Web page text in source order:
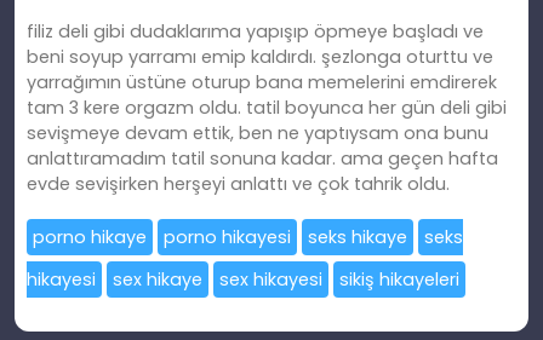
filiz deli gibi dudaklarıma yapışıp öpmeye başladı ve
beni soyup yarramı emip kaldırdı. şezlonga oturttu ve
yarrağımın üstüne oturup bana memelerini emdirerek
tam 3 kere orgazm oldu. tatil boyunca her gün deli gibi
sevişmeye devam ettik, ben ne yaptıysam ona bunu
anlattıramadım tatil sonuna kadar. ama geçen hafta
evde sevişirken herşeyi anlattı ve çok tahrik oldu.
porno hikaye porno hikayesi seks hikaye
seks
hikayesi
sex hikaye sex hikayesi sikiş hikayeleri